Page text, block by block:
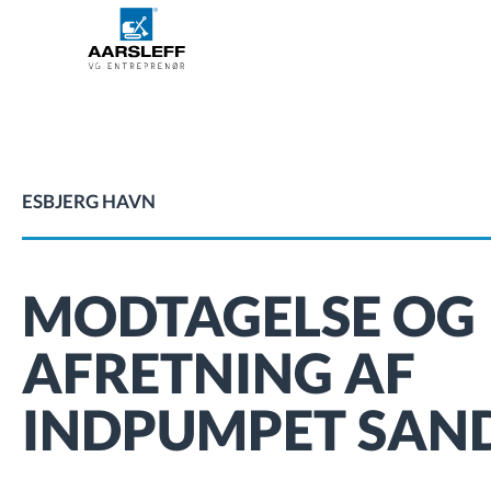
ESBJERG HAVN
MODTAGELSE OG
AFRETNING AF
INDPUMPET